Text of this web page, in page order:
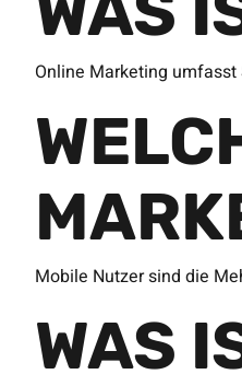
Online Marketing umfasst
Mobile Nutzer sind die
WAS